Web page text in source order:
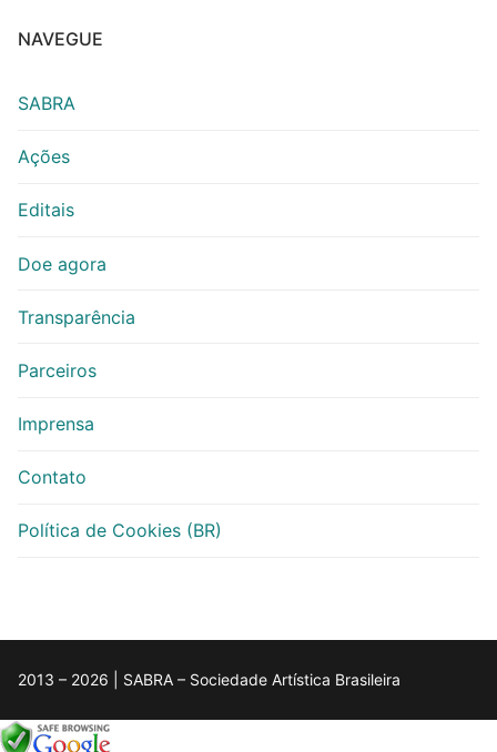
NAVEGUE
SABRA
Ações
Editais
Doe agora
Transparência
Parceiros
Imprensa
Contato
Política de Cookies (BR)
2013 – 2026 | SABRA – Sociedade Artística Brasileira